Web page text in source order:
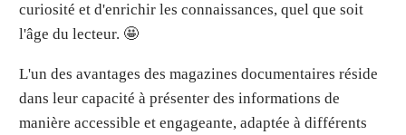
curiosité et d'enrichir les connaissances, quel que soit
l'âge du lecteur. 🤩
L'un des avantages des magazines documentaires réside
dans leur capacité à présenter des informations de
manière accessible et engageante, adaptée à différents